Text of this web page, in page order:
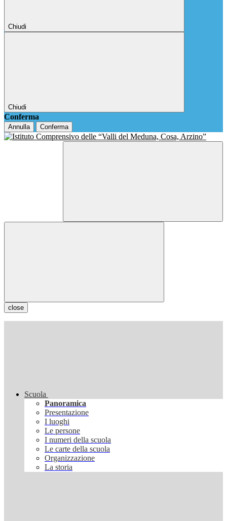
Chiudi
Chiudi
Conferma
Annulla Conferma
close
Scuola
Panoramica
Presentazione
I luoghi
Le persone
I numeri della scuola
Le carte della scuola
Organizzazione
La storia